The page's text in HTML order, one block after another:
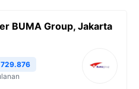
BUMA Group, Jakarta